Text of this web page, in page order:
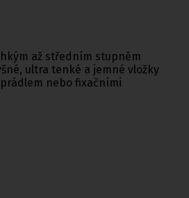
až středním stupněm
ultra tenké a jemné vložky
nebo fixačními